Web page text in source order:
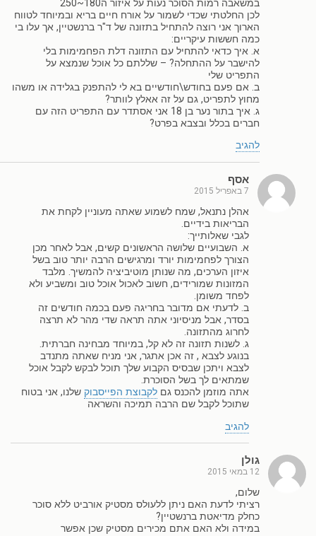
במשאבה רמות הסוכר נעות על איזור ה180~250
לכן החלטתי שכדי לשמור על אורח חיים בריא ובמיוחד לטווח
הארוך אני רוצה להתחיל בתזונה של ד"ר ברנשטיין, אך עלו בי
כמה חששות עיקריים:
א. איך כדאי להתחיל עם התזונה דלת הפחמימות בלי
להישבר על ההתחלה? – שללתם כל אוכל שנמצא על
התפריט שלי
ב. אם פעם בחודש\חודשיים בא לי להתפנק בגלידה או משהו
מחוץ לתפריט, גם על זה אאלץ לוותר?
ג. איך בתור נער בן 18 אני אסתדר עם התפריט הזה עם
חברים בכלל ובצבא בפרט?
להגיב
אסף
7 באפריל 2015
אהלן נתנאל, שמח לשמוע שאתה מעוניין לקחת את
הבריאות בידיים.
לגבי שאלותייך:
א. השבועיים שלושה הראשונים קשים, אבל לאחר מכן
הצורך לפחמימות יורד ומרגישים הרבה יותר טוב בשל
איזון הערכים, מה שנותן מוטיביציה להמשיך. מלבד
המזונות שמורידים, חשוב לאכול אוכל טוב ומשביע ולא
לפחד משומן.
ב. לדעתי אם מדובר בחריגה פעם בכמה חודשים זה
בסדר, אבל מניסיוני אתה תראה שדי מהר לא תרצה
לחרוג מהתזונה.
ג. לשנות תזונה זה לא קל, במיוחד מבחינה חברתית.
בנוגע לצבא , זה אכן אתגר, אני מניח שאתה מתנדב
לצבא ויתכן שבסיס הקבוע שלך תוכל לבקש לקבל אוכל
שמתאים לך בשל הסוכרת.
אתה מוזמן להכנס גם לקבוצת הפייסבוק שלנו, אני בטוח
שתוכל לקבל שם הרבה תמיכה והשראה
להגיב
גולן
12 במאי 2015
שלום,
רציתי לדעת האם ניתן ללעולס מסטיק אורביט ללא סוכר
כחלק מדיאטת ברנשטיין?
במידה ולא האם אתם מכירים מסטיק שכן אפשר